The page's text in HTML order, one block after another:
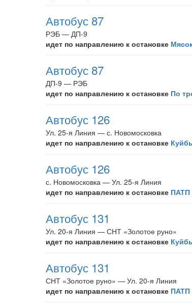
Автобус 87
РЭБ — ДП-9
идет по направлению к остановке
Автобус 87
ДП-9 — РЭБ
идет по направлению к остановке По
Автобус 126
Ул. 25-я Линия — с. Новомосковка
идет по направлению к остановке
Автобус 126
с. Новомосковка — Ул. 25-я Линия
идет по направлению к остановке
Автобус 131
Ул. 20-я Линия — СНТ «Золотое руно»
идет по направлению к остановке
Автобус 131
СНТ «Золотое руно» — Ул. 20-я Линия
идет по направлению к остановке